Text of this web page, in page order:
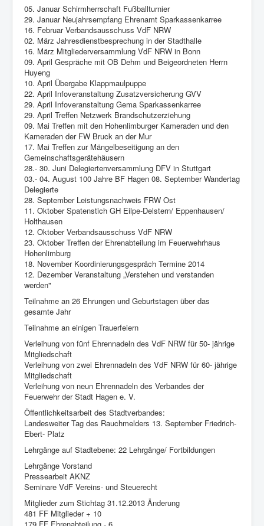
Berichte
Impressum
Datenschutz
05. Januar Schirmherrschaft Fußballturnier
29. Januar Neujahrsempfang Ehrenamt Sparkassenkarree
16. Februar Verbandsausschuss VdF NRW
02. März Jahresdienstbesprechung in der Stadthalle
16. März Mitgliederversammlung VdF NRW in Bonn
09. April Gespräche mit OB Dehm und Beigeordneten Herrn
Huyeng
10. April Übergabe Klappmaulpuppe
22. April Infoveranstaltung Zusatzversicherung GVV
29. April Infoveranstaltung Gema Sparkassenkarree
29. April Treffen Netzwerk Brandschutzerziehung
09. Mai Treffen mit den Hohenlimburger Kameraden und den
Kameraden der FW Bruck an der Mur
17. Mai Treffen zur Mängelbeseitigung an den
Gemeinschaftsgerätehäusern
28.- 30. Juni Delegiertenversammlung DFV in Stuttgart
03.- 04. August 100 Jahre BF Hagen 08. September Wandertag
Delegierte
28. September Leistungsnachweis FRW Ost
11. Oktober Spatenstich GH Eilpe-Delstern/ Eppenhausen/
Holthausen
12. Oktober Verbandsausschuss VdF NRW
23. Oktober Treffen der Ehrenabteilung im Feuerwehrhaus
Hohenlimburg
18. November Koordinierungsgespräch Termine 2014
12. Dezember Veranstaltung „Verstehen und verstanden
werden"
Teilnahme an 26 Ehrungen und Geburtstagen über das
gesamte Jahr
Teilnahme an einigen Trauerfeiern
Verleihung von fünf Ehrennadeln des VdF NRW für 50- jährige
Mitgliedschaft
Verleihung von zwei Ehrennadeln des VdF NRW für 60- jährige
Mitgliedschaft
Verleihung von neun Ehrennadeln des Verbandes der
Feuerwehr der Stadt Hagen e. V.
Öffentlichkeitsarbeit des Stadtverbandes:
Landesweiter Tag des Rauchmelders 13. September Friedrich-
Ebert- Platz
Lehrgänge auf Stadtebene: 22 Lehrgänge/ Fortbildungen
Lehrgänge Vorstand
Pressearbeit AKNZ
Seminare VdF Vereins- und Steuerecht
Mitglieder zum Stichtag 31.12.2013 Änderung
481 FF Mitglieder + 10